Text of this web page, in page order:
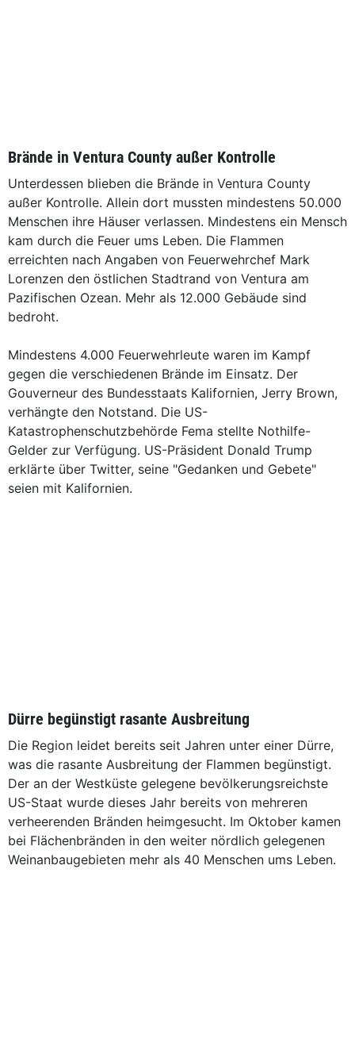
Brände in Ventura County außer Kontrolle
Unterdessen blieben die Brände in Ventura County
außer Kontrolle. Allein dort mussten mindestens 50.000
Menschen ihre Häuser verlassen. Mindestens ein Mensch
kam durch die Feuer ums Leben. Die Flammen
erreichten nach Angaben von Feuerwehrchef Mark
Lorenzen den östlichen Stadtrand von Ventura am
Pazifischen Ozean. Mehr als 12.000 Gebäude sind
bedroht.
Mindestens 4.000 Feuerwehrleute waren im Kampf
gegen die verschiedenen Brände im Einsatz. Der
Gouverneur des Bundesstaats Kalifornien, Jerry Brown,
verhängte den Notstand. Die US-
Katastrophenschutzbehörde Fema stellte Nothilfe-
Gelder zur Verfügung. US-Präsident Donald Trump
erklärte über Twitter, seine "Gedanken und Gebete"
seien mit Kalifornien.
Dürre begünstigt rasante Ausbreitung
Die Region leidet bereits seit Jahren unter einer Dürre,
was die rasante Ausbreitung der Flammen begünstigt.
Der an der Westküste gelegene bevölkerungsreichste
US-Staat wurde dieses Jahr bereits von mehreren
verheerenden Bränden heimgesucht. Im Oktober kamen
bei Flächenbränden in den weiter nördlich gelegenen
Weinanbaugebieten mehr als 40 Menschen ums Leben.